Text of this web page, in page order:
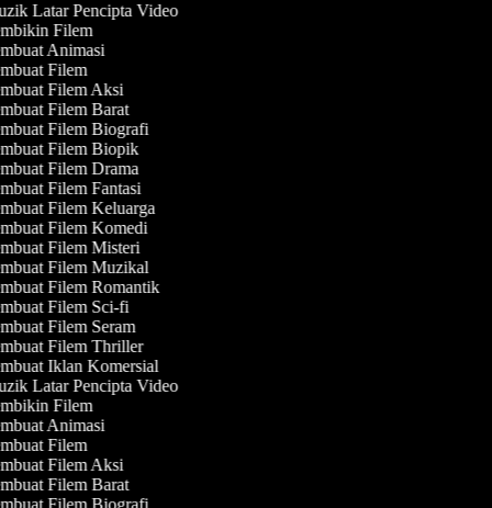
Latar Pencipta Video
Filem
Animasi
Filem
Filem Aksi
Filem Barat
Filem Biografi
Filem Biopik
Filem Drama
Filem Fantasi
Filem Keluarga
Filem Komedi
Filem Misteri
Filem Muzikal
Filem Romantik
Filem Sci-fi
Filem Seram
Filem Thriller
Iklan Komersial
Latar Pencipta Video
Filem
Animasi
Filem
Filem Aksi
Filem Barat